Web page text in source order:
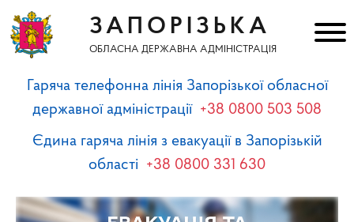
ЗАПОРІЗЬКА
ОБЛАСНА ДЕРЖАВНА АДМІНІСТРАЦІЯ
Гаряча телефонна лінія Запорізької обласної
державної адміністрації +38 0800 503 508
Єдина гаряча лінія з евакуації в Запорізькій
області +38 0800 331 630